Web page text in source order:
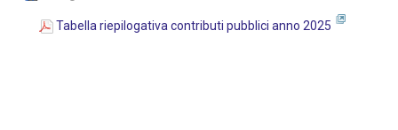
Tabella riepilogativa contributi pubblici anno 2025